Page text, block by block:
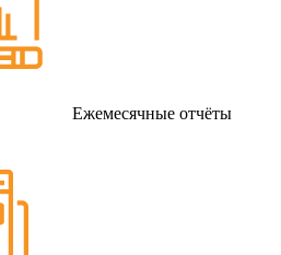
Ежемесячные отчёты